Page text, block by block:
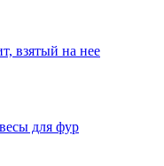
взятый на нее
для фур